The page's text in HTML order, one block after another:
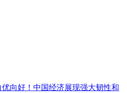
向好！中国经济展现强大韧性和